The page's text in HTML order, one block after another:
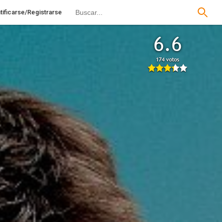
Registrarse
6.6
174 votos